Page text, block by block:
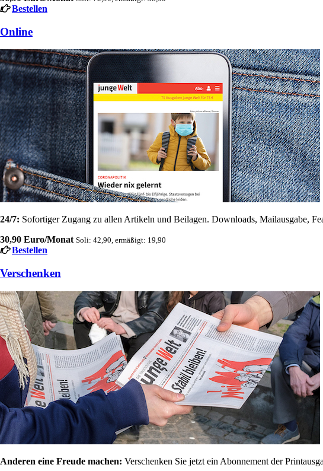
Bestellen
Online
24/7: Sofortiger Zugang zu allen Artikeln und Beilagen. Downloads, Mailausgabe,
30,90 Euro/Monat Soli: 42,90, ermäßigt: 19,90
Bestellen
Verschenken
Anderen eine Freude machen: Verschenken Sie jetzt ein Abonnement der